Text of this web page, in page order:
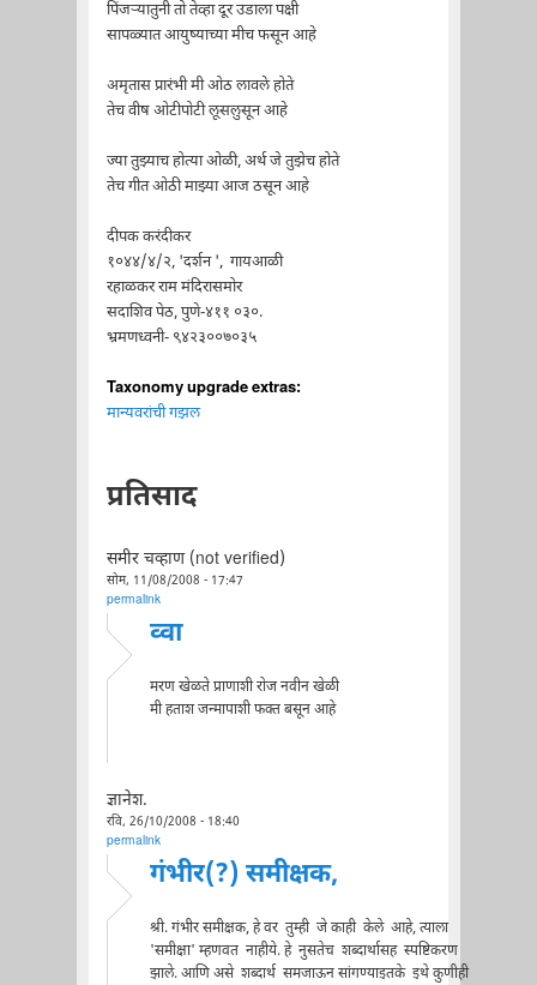
पिंजऱ्यातुनी तो तेव्हा दूर उडाला पक्षी
सापळ्यात आयुष्याच्या मीच फसून आहे
अमृतास प्रारंभी मी ओठ लावले होते
तेच वीष ओटीपोटी लूसलुसून आहे
ज्या तुझ्याच होत्या ओळी, अर्थ जे तुझेच होते
तेच गीत ओठी माझ्या आज ठसून आहे
दीपक करंदीकर
१०४४/४/२, 'दर्शन ', गायआळी
रहाळकर राम मंदिरासमोर
सदाशिव पेठ, पुणे-४११ ०३०.
भ्रमणध्वनी- ९४२३००७०३५
Taxonomy upgrade extras:
मान्यवरांची गझल
प्रतिसाद
समीर चव्हाण (not verified)
सोम, 11/08/2008 - 17:47
permalink
व्वा
मरण खेळते प्राणाशी रोज नवीन खेळी
मी हताश जन्मापाशी फक्त बसून आहे
ज्ञानेश.
रवि, 26/10/2008 - 18:40
permalink
गंभीर(?) समीक्षक,
श्री. गंभीर समीक्षक, हे वर तुम्ही जे काही केले आहे, त्याला
'समीक्षा' म्हणवत नाहीये. हे नुसतेच शब्दार्थासह स्पष्टिकरण
झाले. आणि असे शब्दार्थ समजाऊन सांगण्याइतके इथे कुणीही